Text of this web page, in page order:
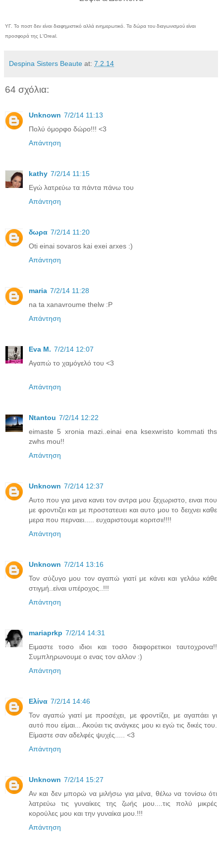
ΥΓ. Το ποστ δεν είναι διαφημιστικό αλλά ενημερωτικό. Τα δώρα του διαγωνισμού είναι
προσφορά της L'Oreal.
Despina Sisters Beaute at: 7.2.14
64 σχόλια:
Unknown 7/2/14 11:13
Πολύ όμορφο δώρο!!! <3
Απάντηση
kathy 7/2/14 11:15
Εγώ λατρεύω τα πάντα πάνω του
Απάντηση
δωρα 7/2/14 11:20
Oti einai sovaros kai exei arxes :)
Απάντηση
maria 7/2/14 11:28
na ta xanavroume thelw :P
Απάντηση
Eva M. 7/2/14 12:07
Αγαπώ το χαμόγελό του <3
Απάντηση
Ntantou 7/2/14 12:22
eimaste 5 xronia mazi..einai ena ksexwristo kommati ths
zwhs mou!!
Απάντηση
Unknown 7/2/14 12:37
Αυτο που για μενα κανει τον αντρα μου ξεχωριστο, ειναι που
με φροντιζει και με προστατευει και αυτο μου το δειχνει καθε
μερα που περναει..... ευχαριστουμε κοριτσιι!!!!
Απάντηση
Unknown 7/2/14 13:16
Τον σύζυγο μου τον αγαπώ γιατί με κάνει και γελάω κάθε
στιγμή..είναι υπέροχος..!!!
Απάντηση
mariaprkp 7/2/14 14:31
Ειμαστε τοσο ιδιοι και τοσο διαφορετικοι ταυτοχρονα!!
Συμπληρωνουμε ο ενας τον αλλον :)
Απάντηση
Ελίνα 7/2/14 14:46
Τον αγαπώ γιατί με προσέχει, με φροντίζει, με αγαπάει γι
αυτό που είμαι... Ακούει τις ανάγκες μου κι εγώ τις δικές του.
Είμαστε σαν αδελφές ψυχές..... <3
Απάντηση
Unknown 7/2/14 15:27
Αν και δεν μπορώ να μιλήσω για μένα, θέλω να τονίσω ότι
λατρεύω τις γυναίκες της ζωής μου....τις πολύ μικρές
κορούλες μου και την γυναίκα μου.!!!
Απάντηση